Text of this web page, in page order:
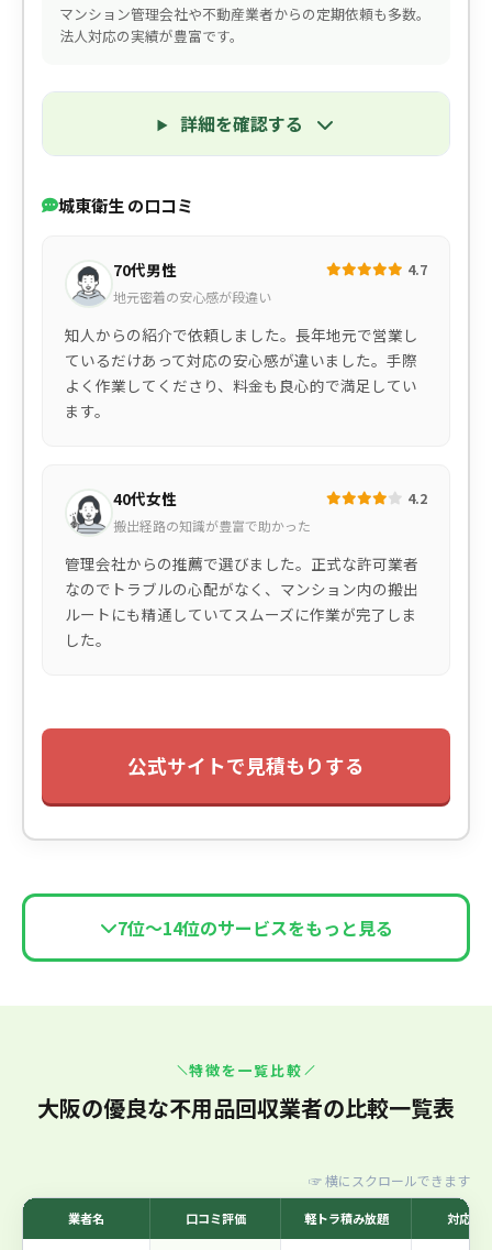
マンション管理会社や不動産業者からの定期依頼も多数。
法人対応の実績が豊富です。
詳細を確認する
城東衛生 の口コミ
70代男性
地元密着の安心感が段違い
4.7
知人からの紹介で依頼しました。長年地元で営業し
ているだけあって対応の安心感が違いました。手際
よく作業してくださり、料金も良心的で満足してい
ます。
40代女性
搬出経路の知識が豊富で助かった
4.2
管理会社からの推薦で選びました。正式な許可業者
なのでトラブルの心配がなく、マンション内の搬出
ルートにも精通していてスムーズに作業が完了しま
した。
公式サイトで見積もりする
7位〜14位のサービスをもっと見る
7位：エコクリーンテック
特徴を一覧比較
大阪の優良な不用品回収業者の比較一覧表
☞横にスクロールできます
業者名 口コミ評価 軽トラ積み放題 対応エ